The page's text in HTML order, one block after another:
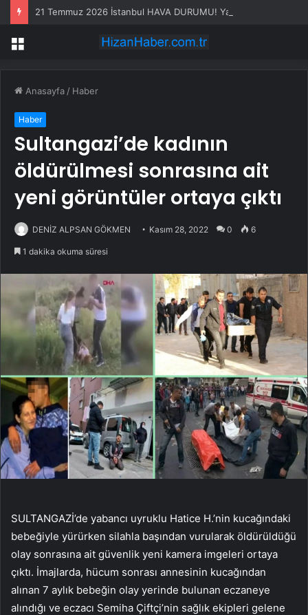
Menü
Anasayfa / Haber
Haber
Sultangazi’de kadının
öldürülmesi sonrasına ait
yeni görüntüler ortaya çıktı
DENİZ ALPSAN GÖKMEN Kasım 28, 2022 0 6
1 dakika okuma süresi
SULTANGAZİ’de yabancı uyruklu Hatice H.’nin kucağındaki
bebeğiyle yürürken silahla başından vurularak öldürüldüğü
olay sonrasına ait güvenlik yeni kamera imgeleri ortaya
çıktı. İmajlarda, hücum sonrası annesinin kucağından
alınan 7 aylık bebeğin olay yerinde bulunan eczaneye
alındığı ve eczacı Semiha Çiftçi’nin sağlık ekipleri gelene